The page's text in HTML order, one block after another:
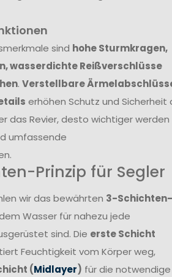
sind hohe Sturmkragen,
wasserdichte Reißverschlüsse
. Verstellbare
erhöhen Schutz und Sicherheit
das Revier, desto wichtiger werden
umfassende
Prinzip für Segler
wir das bewährten 3-Schichten-
Wasser für nahezu jede
sind. Die erste Schicht
Feuchtigkeit vom Körper weg,
(Midlayer) für die notwendige